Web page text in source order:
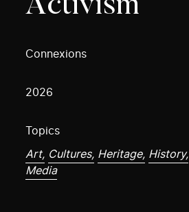
Activism
Connexions
2026
Topics
Art, Cultures, Heritage, History,
Media